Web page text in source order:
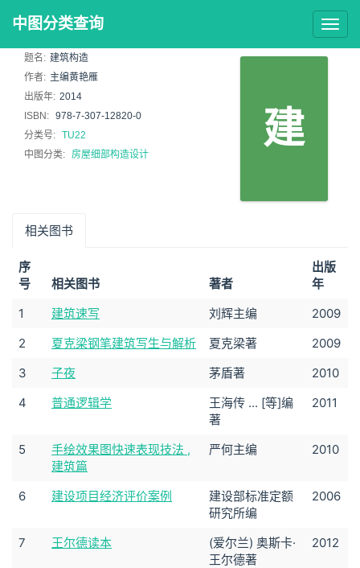
中图分类查询
建
题名: 建筑构造
作者: 主编黄艳雁
出版年: 2014
ISBN: 978-7-307-12820-0
分类号: TU22
中图分类: 房屋细部构造设计
相关图书
序
号
相关图书 著者
出版
年
1
建筑速写 刘辉主编
2009
2
夏克梁钢笔建筑写生与解析 夏克梁著
2009
3
子夜 茅盾著
2010
4
普通逻辑学
王海传 ... [等]编
著
2011
5
手绘效果图快速表现技法 ,
建筑篇
严何主编 2010
6 建设项目经济评价案例
建设部标准定额
研究所编
2006
7 王尔德读本
(爱尔兰) 奥斯卡·
王尔德著
2012